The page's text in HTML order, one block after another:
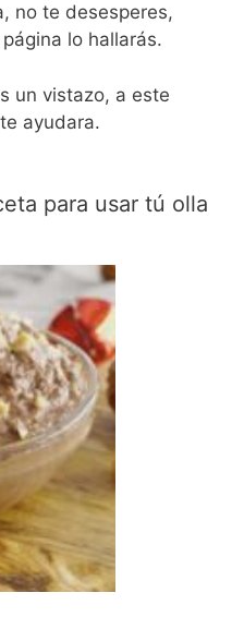
no te desesperes,
lo hallarás.
un vistazo, a este
ayudara.
para usar tú olla